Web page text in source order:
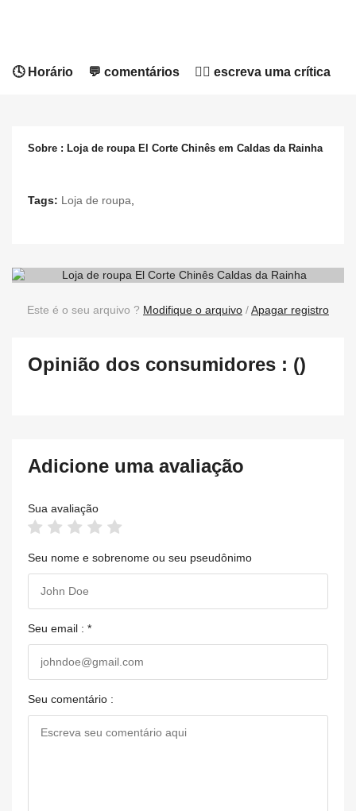
🕓 Horário 💬 comentários ✍🏻 escreva uma crítica
Sobre : Loja de roupa El Corte Chinês em Caldas da Rainha
Tags: Loja de roupa
Este é o seu arquivo ? Modifique o arquivo /Apagar registro
Opinião dos consumidores : ()
Adicione uma avaliação
Sua avaliação
Seu nome e sobrenome ou seu pseudônimo
Seu email : *
Seu comentário :